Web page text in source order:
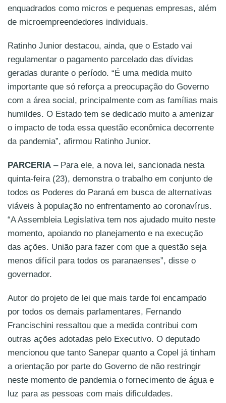
enquadrados como micros e pequenas empresas, além
de microempreendedores individuais.
Ratinho Junior destacou, ainda, que o Estado vai
regulamentar o pagamento parcelado das dívidas
geradas durante o período. “É uma medida muito
importante que só reforça a preocupação do Governo
com a área social, principalmente com as famílias mais
humildes. O Estado tem se dedicado muito a amenizar
o impacto de toda essa questão econômica decorrente
da pandemia”, afirmou Ratinho Junior.
PARCERIA – Para ele, a nova lei, sancionada nesta
quinta-feira (23), demonstra o trabalho em conjunto de
todos os Poderes do Paraná em busca de alternativas
viáveis à população no enfrentamento ao coronavírus.
“A Assembleia Legislativa tem nos ajudado muito neste
momento, apoiando no planejamento e na execução
das ações. União para fazer com que a questão seja
menos difícil para todos os paranaenses”, disse o
governador.
Autor do projeto de lei que mais tarde foi encampado
por todos os demais parlamentares, Fernando
Francischini ressaltou que a medida contribui com
outras ações adotadas pelo Executivo. O deputado
mencionou que tanto Sanepar quanto a Copel já tinham
a orientação por parte do Governo de não restringir
neste momento de pandemia o fornecimento de água e
luz para as pessoas com mais dificuldades.